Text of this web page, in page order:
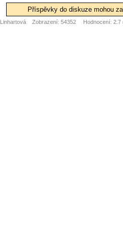
Příspěvky do diskuze mohou
Zobrazení: 54352 Hodnocení: 2.7